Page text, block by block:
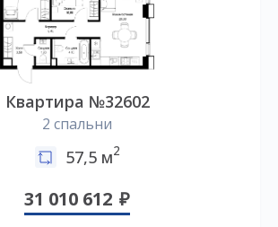
Квартира №32602
2 спальни
57,5 м2
31 010 612